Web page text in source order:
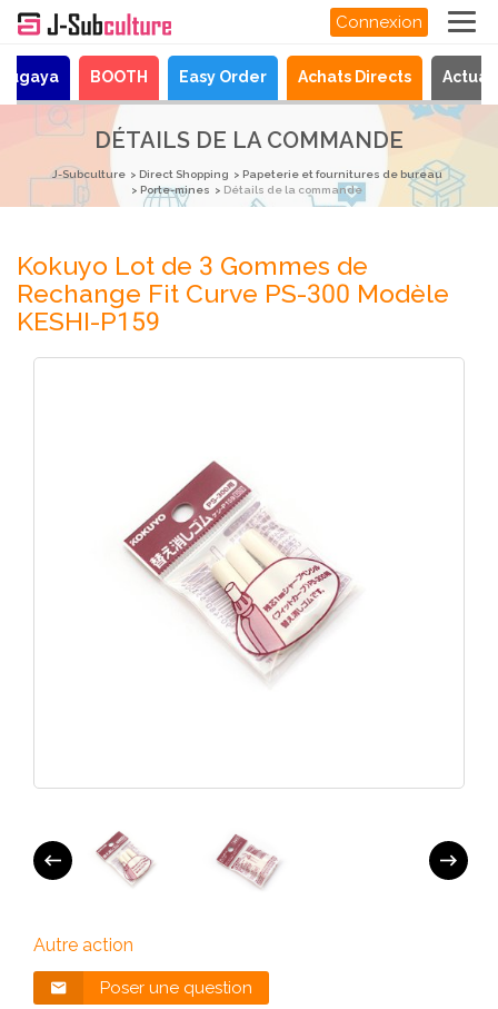
Connexion
BOOTH Easy Order Achats Directs
DÉTAILS DE LA COMMANDE
J-Subculture Direct Shopping
Papeterie et fournitures de bureau
Porte-mines
Détails de la commande
Kokuyo Lot de 3 Gommes de
Rechange Fit Curve PS-300 Modèle
KESHI-P159
Autre action
Poser une question